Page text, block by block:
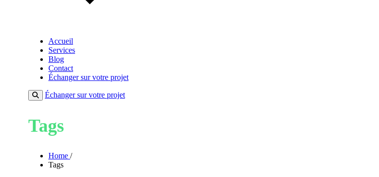
Accueil
Services
Blog
Contact
Échanger sur votre projet
Échanger sur votre projet
Tags
Home /
Tags